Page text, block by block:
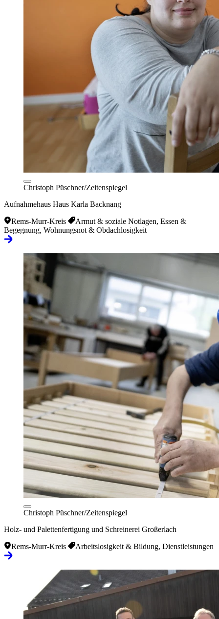
Christoph Püschner/Zeitenspiegel
Aufnahmehaus Haus Karla Backnang
Rems-Murr-Kreis
Armut & soziale Notlagen, Essen &
Begegnung, Wohnungsnot & Obdachlosigkeit
Christoph Püschner/Zeitenspiegel
Holz- und Palettenfertigung und Schreinerei Großerlach
Rems-Murr-Kreis Arbeitslosigkeit & Bildung, Dienstleistungen